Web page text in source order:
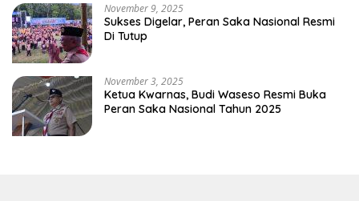
November 9, 2025
Sukses Digelar, Peran Saka Nasional Resmi
Di Tutup
November 3, 2025
Ketua Kwarnas, Budi Waseso Resmi Buka
Peran Saka Nasional Tahun 2025